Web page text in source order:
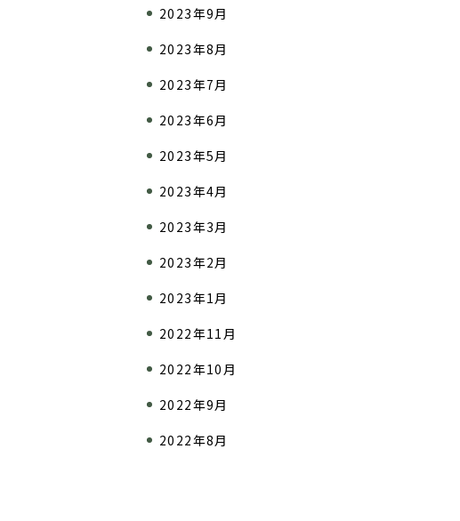
2023年9月
2023年8月
2023年7月
2023年6月
2023年5月
2023年4月
2023年3月
2023年2月
2023年1月
2022年11月
2022年10月
2022年9月
2022年8月